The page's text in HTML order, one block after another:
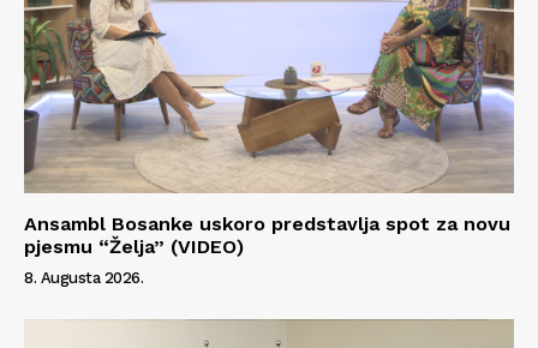
Ansambl Bosanke uskoro predstavlja spot za novu
pjesmu “Želja” (VIDEO)
8. Augusta 2026.